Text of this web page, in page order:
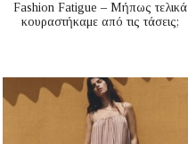
Fashion Fatigue – Μήπως τελικά
κουραστήκαμε από τις τάσεις;